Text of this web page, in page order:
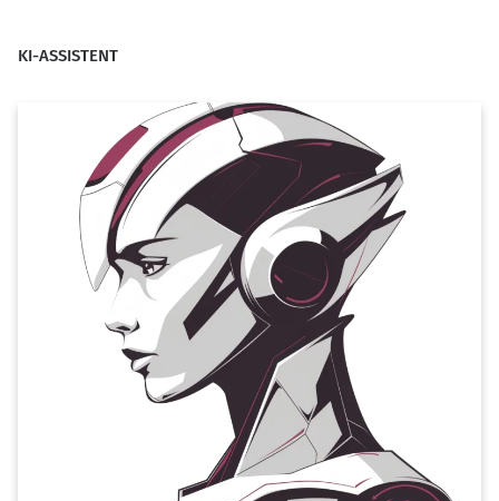
KI-ASSISTENT